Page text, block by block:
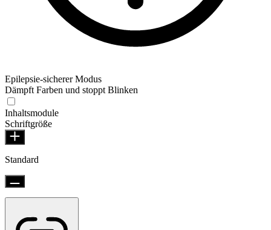
Epilepsie-sicherer Modus
Dämpft Farben und stoppt Blinken
Inhaltsmodule
Schriftgröße
Standard